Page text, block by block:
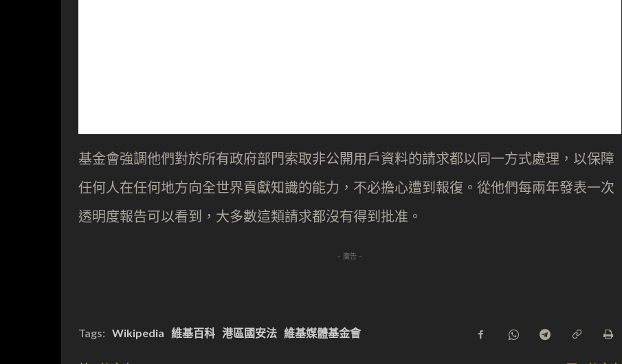
基金會強調他們對於所有政府部門索取非公開用戶資料的請求都以同一方式處理，以保障
任何人在任何地方向全世界貢獻知識的能力，不必擔心遭到報復。從他們每兩年發表一次
透明度報告可以看到，大多數這類請求都沒有得到批准。
- 廣告 -
Tags: Wikipedia 維基百科 港區國安法 維基媒體基金會